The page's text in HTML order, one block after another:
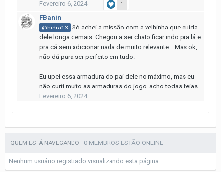
Fevereiro 6, 2024
1
FBanin
@hidra13
Só achei a missão com a velhinha que cuida
dele longa demais. Chegou a ser chato ficar indo pra lá e
pra cá sem adicionar nada de muito relevante... Mas ok,
não dá para ser perfeito em tudo.
Eu upei essa armadura do pai dele no máximo, mas eu
não curti muito as armaduras do jogo, acho todas feias...
Fevereiro 6, 2024
QUEM ESTÁ NAVEGANDO 0 MEMBROS ESTÃO ONLINE
Nenhum usuário registrado visualizando esta página.